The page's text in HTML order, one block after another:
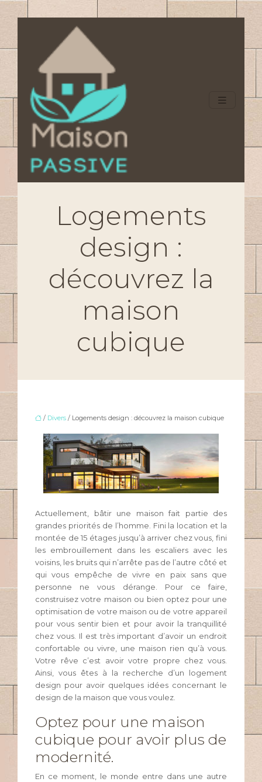
Logements
design :
découvrez la
maison
cubique
/ Divers / Logements design : découvrez la maison cubique
Actuellement, bâtir une maison fait partie des
grandes priorités de l’homme. Fini la location et la
montée de 15 étages jusqu’à arriver chez vous, fini
les embrouillement dans les escaliers avec les
voisins, les bruits qui n’arrête pas de l’autre côté et
qui vous empêche de vivre en paix sans que
personne ne vous dérange. Pour ce faire,
construisez votre maison ou bien optez pour une
optimisation de votre maison ou de votre appareil
pour vous sentir bien et pour avoir la tranquillité
chez vous. Il est très important d’avoir un endroit
confortable ou vivre, une maison rien qu’à vous.
Votre rêve c’est avoir votre propre chez vous.
Ainsi, vous êtes à la recherche d’un logement
design pour avoir quelques idées concernant le
design de la maison que vous voulez.
Optez pour une maison
cubique pour avoir plus de
modernité.
En ce moment, le monde entre dans une autre